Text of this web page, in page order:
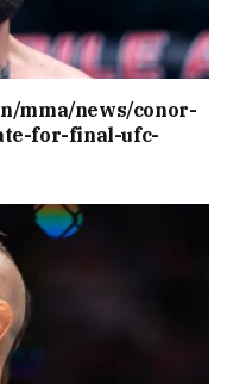
mma/news/conor-
for-final-ufc-